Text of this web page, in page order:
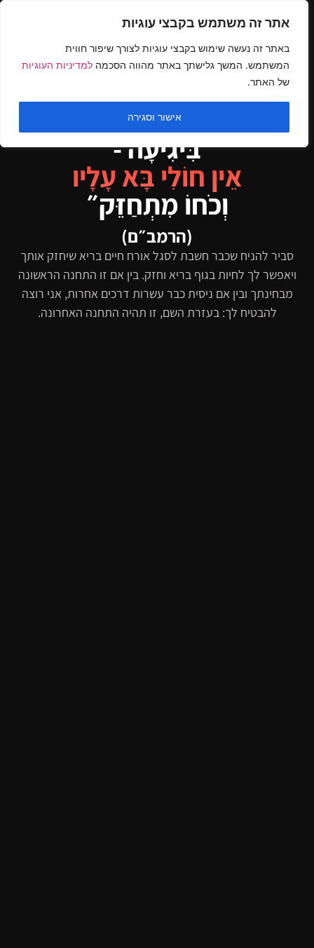
אתר זה משתמש בקבצי עוגיות
באתר זה נעשה שימוש בקבצי עוגיות לצורך שיפור חווית
המשתמש. המשך גלישתך באתר מהווה הסכמה למדיניות העוגיות
של האתר.
אישור וסגירה
״זְמַן שֶׁאָדָם מִתְעַמֵּל וּמַרְבֶּה
בִּיגִיעָה -
אֵין חוֹלִי בָּא עָלָיו
וְכֹחוֹ מִתְחַזֵּק״
(הרמב״ם)
סביר להניח שכבר חשבת לסגל אורח חיים בריא שיחזק אותך
ויאפשר לך לחיות בגוף בריא וחזק. בין אם זו התחנה הראשונה
מבחינתך ובין אם ניסית כבר עשרות דרכים אחרות, אני רוצה
להבטיח לך: בעזרת השם, זו תהיה התחנה האחרונה.